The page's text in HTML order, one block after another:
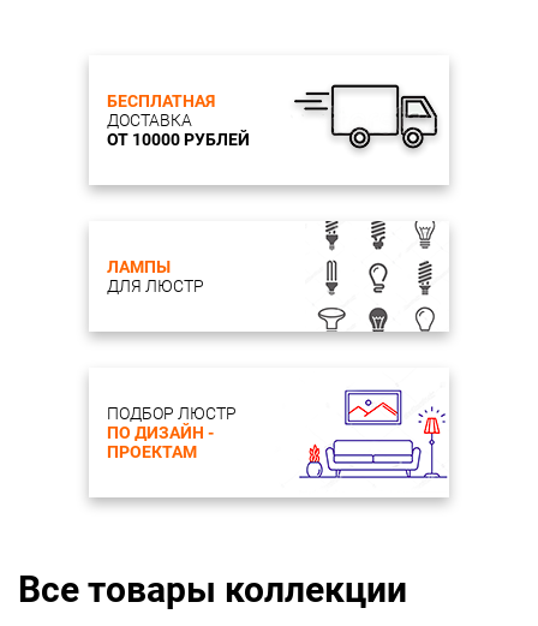
БЕСПЛАТНАЯ
ДОСТАВКА
ОТ 10000 РУБЛЕЙ
ЛАМПЫ
ДЛЯ ЛЮСТР
ПОДБОР ЛЮСТР
ПО ДИЗАЙН -
ПРОЕКТАМ
Все товары коллекции